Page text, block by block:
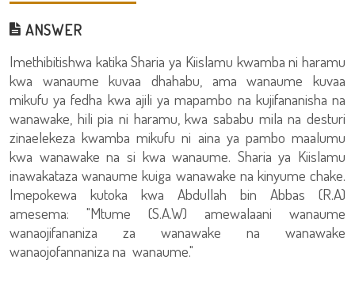
ANSWER
Imethibitishwa katika Sharia ya Kiislamu kwamba ni haramu
kwa wanaume kuvaa dhahabu, ama wanaume kuvaa
mikufu ya fedha kwa ajili ya mapambo na kujifananisha na
wanawake, hili pia ni haramu, kwa sababu mila na desturi
zinaelekeza kwamba mikufu ni aina ya pambo maalumu
kwa wanawake na si kwa wanaume. Sharia ya Kiislamu
inawakataza wanaume kuiga wanawake na kinyume chake.
Imepokewa kutoka kwa Abdullah bin Abbas (R.A)
amesema: "Mtume (S.A.W) amewalaani wanaume
wanaojifananiza za wanawake na wanawake
wanaojofannaniza na wanaume."